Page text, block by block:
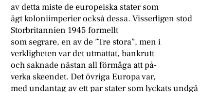
av detta miste de europeiska stater som
ägt koloniimperier också dessa. Visserligen stod
Storbritannien 1945 formellt
som segrare, en av de ”Tre stora”, men i
verkligheten var det utmattat, bankrutt
och saknade nästan all förmåga att på-
verka skeendet. Det övriga Europa var,
med undantag av ett par stater som lyckats undgå